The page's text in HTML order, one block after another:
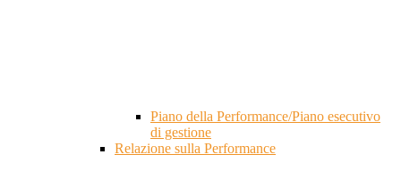
Piano della Performance/Piano esecutivo
di gestione
Relazione sulla Performance